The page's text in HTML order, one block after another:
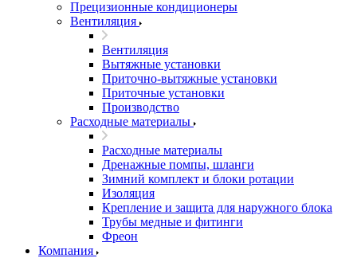
Прецизионные кондиционеры
Вентиляция
Вентиляция
Вытяжные установки
Приточно-вытяжные установки
Приточные установки
Производство
Расходные материалы
Расходные материалы
Дренажные помпы, шланги
Зимний комплект и блоки ротации
Изоляция
Крепление и защита для наружного блока
Трубы медные и фитинги
Фреон
Компания